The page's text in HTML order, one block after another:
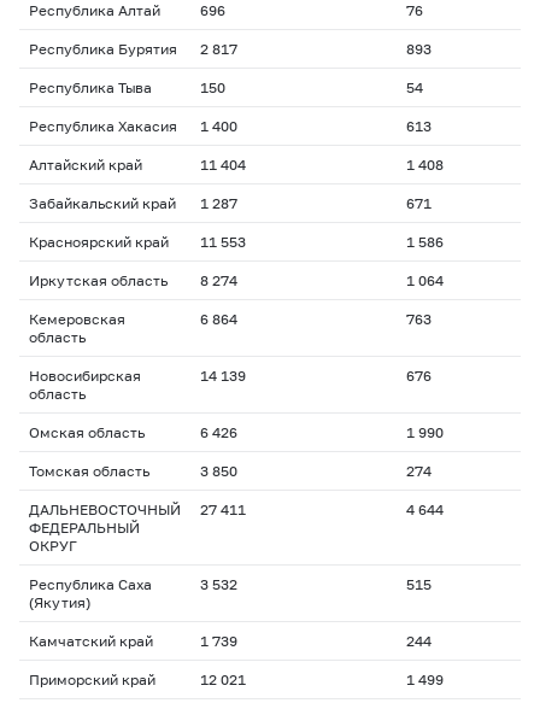
Республика Алтай 696 76
Республика Бурятия 2 817 893
Республика Тыва 150 54
Республика Хакасия 1 400 613
Алтайский край 11 404 1 408
Забайкальский край 1 287 671
Красноярский край 11 553 1 586
Иркутская область 8 274 1 064
Кемеровская
область
6 864 763
Новосибирская
область
14 139 676
Омская область 6 426 1 990
Томская область 3 850 274
ДАЛЬНЕВОСТОЧНЫЙ
ФЕДЕРАЛЬНЫЙ
ОКРУГ
27 411 4 644
Республика Саха
(Якутия)
3 532 515
Камчатский край 1 739 244
Приморский край 12 021 1 499